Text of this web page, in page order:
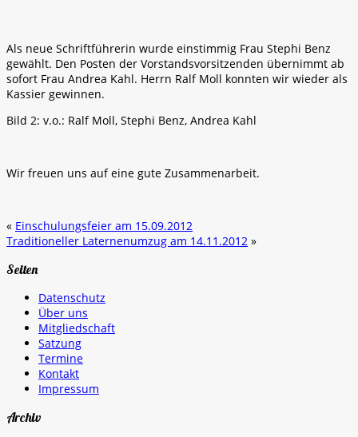
Als neue Schriftführerin wurde einstimmig Frau Stephi Benz
gewählt. Den Posten der Vorstandsvorsitzenden übernimmt ab
sofort Frau Andrea Kahl. Herrn Ralf Moll konnten wir wieder als
Kassier gewinnen.
Bild 2: v.o.: Ralf Moll, Stephi Benz, Andrea Kahl
Wir freuen uns auf eine gute Zusammenarbeit.
« Einschulungsfeier am 15.09.2012
Traditioneller Laternenumzug am 14.11.2012 »
Seiten
Datenschutz
Über uns
Mitgliedschaft
Satzung
Termine
Kontakt
Impressum
Archiv